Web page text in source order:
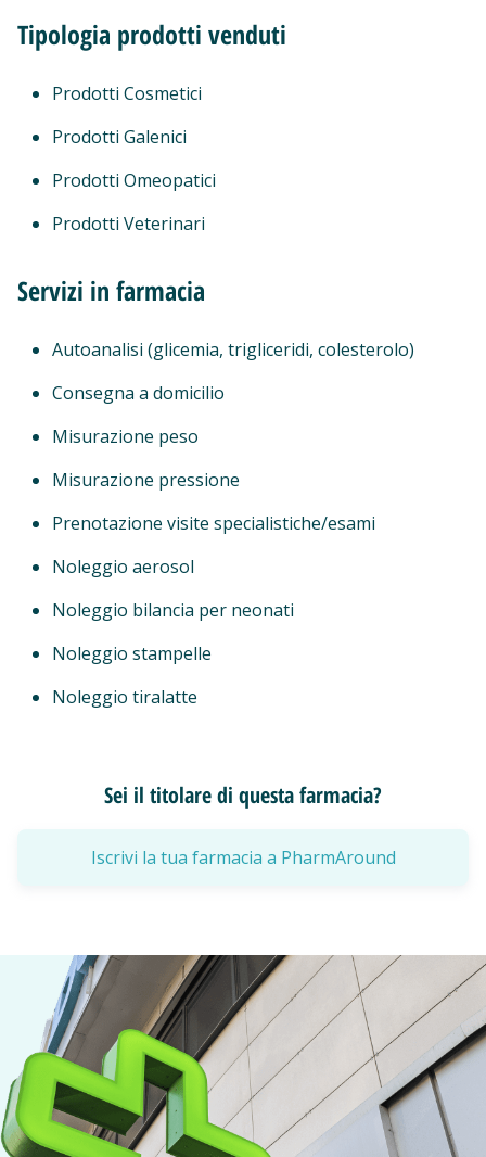
Tipologia prodotti venduti
Prodotti Cosmetici
Prodotti Galenici
Prodotti Omeopatici
Prodotti Veterinari
Servizi in farmacia
Autoanalisi (glicemia, trigliceridi, colesterolo)
Consegna a domicilio
Misurazione peso
Misurazione pressione
Prenotazione visite specialistiche/esami
Noleggio aerosol
Noleggio bilancia per neonati
Noleggio stampelle
Noleggio tiralatte
Sei il titolare di questa farmacia?
Iscrivi la tua farmacia a PharmAround